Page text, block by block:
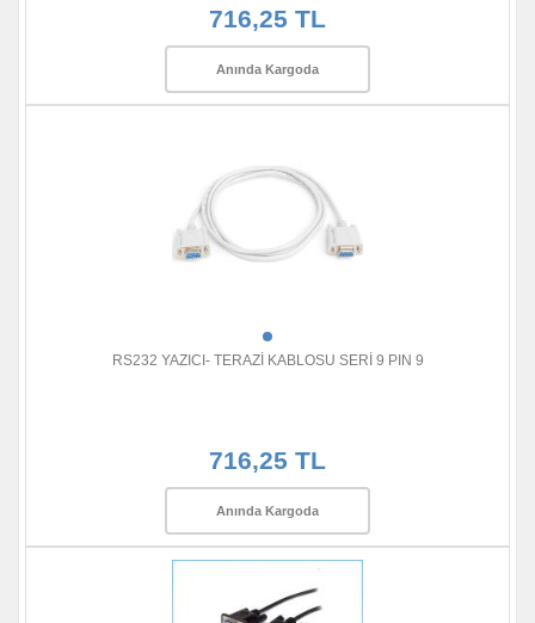
716,25 TL
Anında Kargoda
RS232 YAZICI- TERAZİ KABLOSU SERİ 9 PIN 9
716,25 TL
Anında Kargoda